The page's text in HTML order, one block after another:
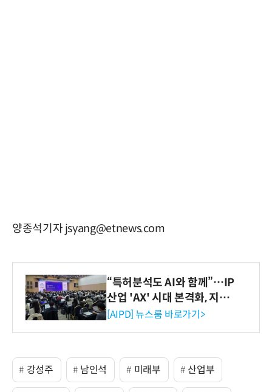
양종석기자 jsyang@etnews.com
“특허분석도 AI와 함께”…IP
산업 'AX' 시대 본격화, 지식
재산처 1호 AI IP데이터분석
[AIPD] 뉴스룸 바로가기>
강성주 남인석 미래부 산업부